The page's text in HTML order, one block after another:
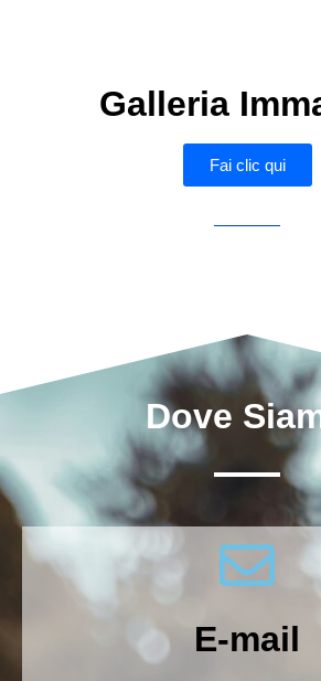
Galleria
Fai clic qui
Dove
E-mail